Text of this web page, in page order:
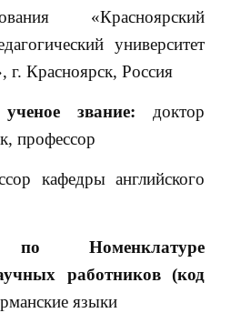
«Красноярский
университет
Красноярск, Россия
звание: доктор
профессор
кафедры английского
по Номенклатуре
работников (код
языки